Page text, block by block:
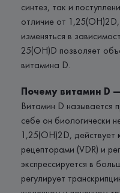
синтез, так и
отличие от
изменяться в
25(OH)D позволяет
витамина D.
Почему витамин D
Витамин D называется
себе он биологически
1,25(OH)2D, действует
рецепторами (VDR) и
экспрессируется в
регулирует